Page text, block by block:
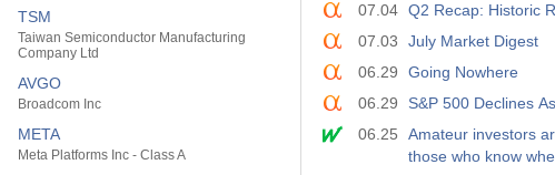
TSM
Taiwan Semiconductor Manufacturing
Company Ltd
AVGO
Broadcom Inc
META
Meta Platforms Inc - Class A
07.04 Q2 Recap: Historic
07.03
July Market Digest
06.29
Going Nowhere
06.29
S&P 500 Declines
06.25
Amateur investors
those who know